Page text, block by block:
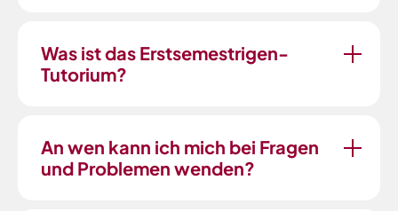
Was ist das Erstsemestrigen-
Tutorium?
An wen kann ich mich bei Fragen
und Problemen wenden?